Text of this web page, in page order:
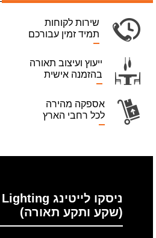
שירות לקוחות
תמיד זמין עבורכם
ייעוץ ועיצוב תאורה
בהזמנה אישית
אספקה מהירה
לכל רחבי הארץ
ניסקו לייטינג Nisko Lighting
(שקע ותקע תאורה)